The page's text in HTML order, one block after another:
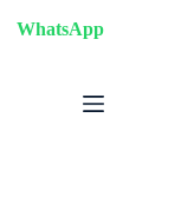
WhatsApp